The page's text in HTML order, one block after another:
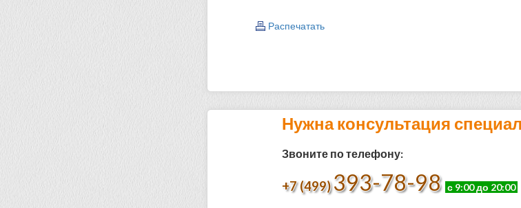
Распечатать
Нужна консультация
Звоните по телефону:
+7 (499) 393-78-98 с 9:00 до 20:00